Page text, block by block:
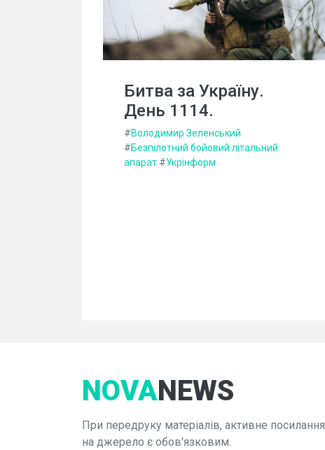
Битва за Україну.
День 1114.
#Володимир Зеленський
#Безпілотний бойовий літальний
апарат #Укрінформ
NOVANEWS
При передруку матеріалів, активне посилання
на джерело є обов'язковим.